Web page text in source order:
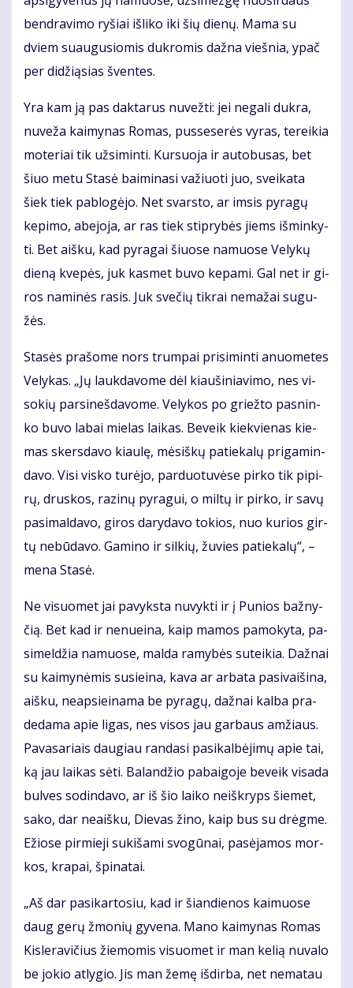
ben­dra­vi­mo ry­šiai iš­li­ko iki šių die­nų. Ma­ma su
dviem su­au­gu­sio­mis duk­ro­mis daž­na vieš­nia, ypač
per di­dži­ą­sias šven­tes.
Yra kam ją pas dak­ta­rus nu­vež­ti: jei ne­ga­li duk­ra,
nu­ve­ža kai­my­nas Ro­mas, pus­se­se­rės vy­ras, te­rei­kia
mo­te­riai tik už­si­min­ti. Kur­suo­ja ir au­to­bu­sas, bet
šiuo me­tu Sta­sė bai­mi­na­si va­žiuo­ti juo, svei­ka­ta
šiek tiek pa­blo­gė­jo. Net svars­to, ar im­sis py­ra­gų
ke­pi­mo, abe­jo­ja, ar ras tiek stip­ry­bės jiems iš­min­ky­
ti. Bet aiš­ku, kad py­ra­gai šiuo­se na­muo­se Ve­ly­kų
die­ną kve­pės, juk kas­met bu­vo ke­pa­mi. Gal net ir gi­
ros na­mi­nės ra­sis. Juk sve­čių tik­rai ne­ma­žai su­gu­
žės.
Sta­sės pra­šo­me nors trum­pai pri­si­min­ti anuo­me­tes
Ve­ly­kas. „Jų lauk­da­vo­me dėl kiau­ši­nia­vi­mo, nes vi­
so­kių par­si­neš­da­vo­me. Ve­ly­kos po griež­to pas­nin­
ko bu­vo la­bai mie­las lai­kas. Be­veik kiek­vie­nas kie­
mas skers­da­vo kiau­lę, mė­siš­kų pa­tie­ka­lų pri­ga­min­
da­vo. Vi­si vis­ko tu­rė­jo, par­duo­tu­vė­se pir­ko tik pi­pi­
rų, drus­kos, ra­zi­nų py­ra­gui, o mil­tų ir pir­ko, ir sa­vų
pa­si­mal­da­vo, gi­ros da­ry­da­vo to­kios, nuo ku­rios gir­
tų ne­bū­da­vo. Ga­mi­no ir sil­kių, žu­vies pa­tie­ka­lų“, –
me­na Sta­sė.
Ne vi­suo­met jai pa­vyks­ta nu­vyk­ti ir į Pu­nios baž­ny­
čią. Bet kad ir ne­nu­ei­na, kaip ma­mos pa­mo­ky­ta, pa­
si­mel­džia na­muo­se, mal­da ra­my­bės su­tei­kia. Daž­nai
su kai­my­nė­mis su­si­ei­na, ka­va ar ar­ba­ta pa­si­vai­ši­na,
aiš­ku, neap­si­ei­na­ma be py­ra­gų, daž­nai kal­ba pra­
de­da­ma apie li­gas, nes vi­sos jau gar­baus am­žiaus.
Pa­va­sa­riais dau­giau ran­da­si pa­si­kal­bė­ji­mų apie tai,
ką jau lai­kas sė­ti. Ba­lan­džio pa­bai­go­je be­veik vi­sa­da
bul­ves so­din­da­vo, ar iš šio lai­ko ne­iš­kryps šie­met,
sa­ko, dar ne­aiš­ku, Die­vas ži­no, kaip bus su drėg­me.
Ežio­se pir­mie­ji su­ki­ša­mi svo­gū­nai, pa­sė­ja­mos mor­
kos, kra­pai, špi­na­tai.
„Aš dar pa­si­kar­to­siu, kad ir šian­die­nos kai­muo­se
daug ge­rų žmo­nių gy­ve­na. Ma­no kai­my­nas Ro­mas
Kis­le­ra­vi­čius žie­mo­mis vi­suo­met ir man ke­lią nu­va­lo
be jo­kio at­ly­gio. Jis man že­mę iš­dir­ba, net ne­ma­tau